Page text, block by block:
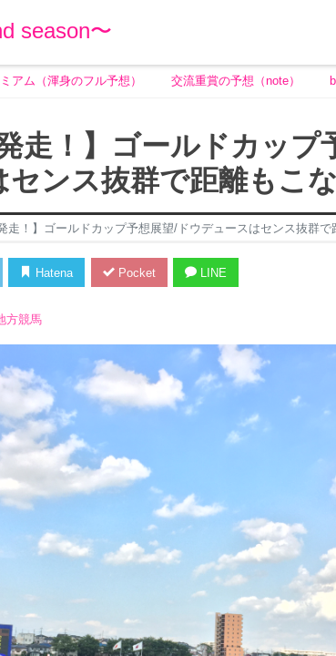
season〜
アム（渾身のフル予想） 交流重賞の予想（note）
走！】ゴールドカップ
センス抜群で距離もこ
走！】ゴールドカップ予想展望/ドウデュースはセンス抜群で
Hatena Pocket LINE
方競馬